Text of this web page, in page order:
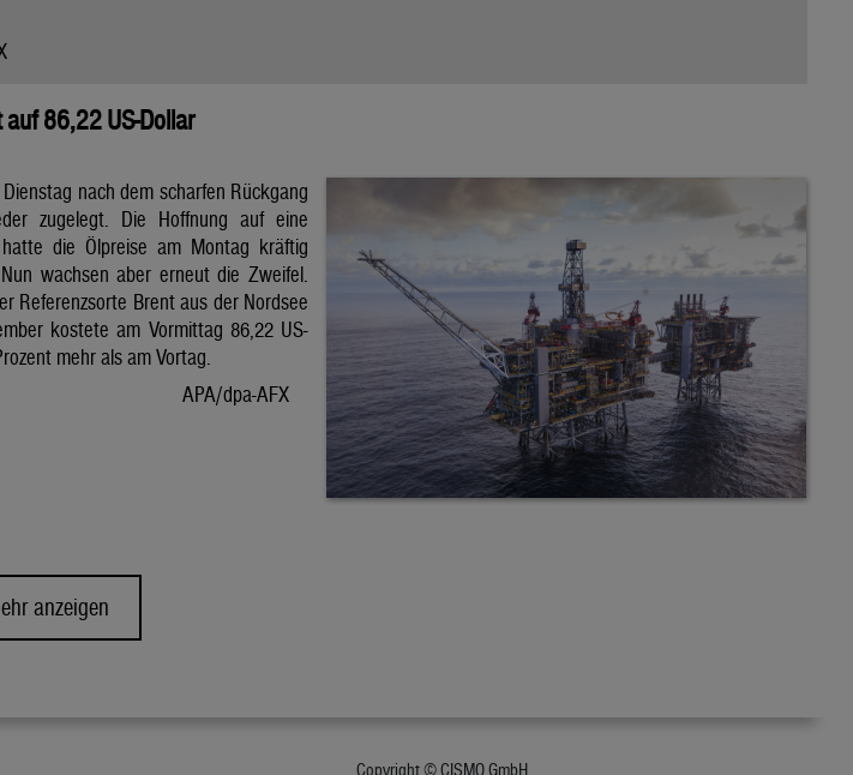
auf 86,22 US-Dollar
nach dem scharfen Rückgang
zugelegt. Die Hoffnung auf eine
die Ölpreise am Montag kräftig
wachsen aber erneut die Zweifel.
Referenzsorte Brent aus der Nordsee
kostete am Vormittag 86,22 US-
mehr als am Vortag.
APA/dpa-AFX
anzeigen
Copyright © CISMO GmbH